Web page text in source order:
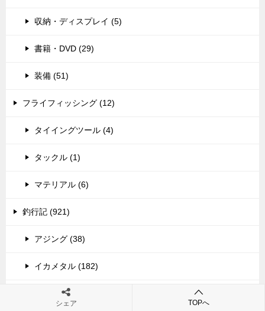
収納・ディスプレイ (5)
書籍・DVD (29)
装備 (51)
フライフィッシング (12)
タイイングツール (4)
タックル (1)
マテリアル (6)
釣行記 (921)
アジング (38)
イカメタル (182)
エギング (75)
シェア TOPへ